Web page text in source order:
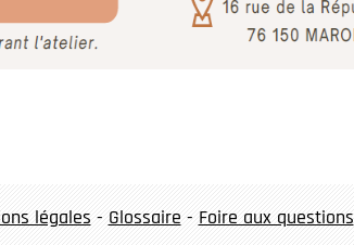
légales - Glossaire - Foire aux questions